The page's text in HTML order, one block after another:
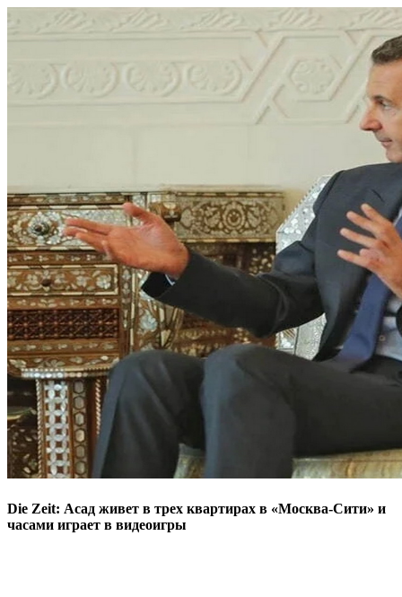
Die Zeit: Асад живет в трех квартирах в «Москва-Сити» и
часами играет в видеоигры